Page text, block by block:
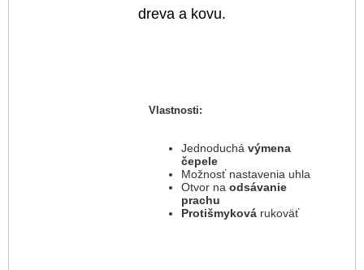
dreva a kovu.
Vlastnosti:
Jednoduchá výmena
čepele
Možnosť nastavenia uhla
Otvor naodsávanie
prachu
Protišmyková rukoväť